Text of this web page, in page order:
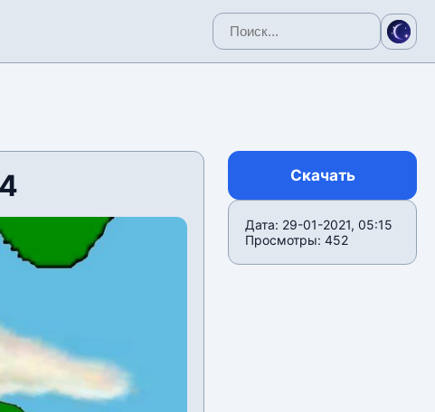
Скачать
Дата: 29-01-2021, 05:15
Просмотры: 452